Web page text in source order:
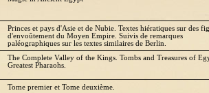
Princes et pays d'Asie et de Nubie. Textes hiératiques sur des
d'envoûtement du Moyen Empire. Suivis de remarques
paléographiques sur les textes similaires de Berlin.
The Complete Valley of the Kings. Tombs and Treasures of
Greatest Pharaohs.
Tome premier et Tome deuxième.